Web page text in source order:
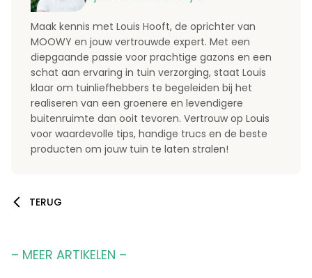
Maak kennis met Louis Hooft, de oprichter van
MOOWY en jouw vertrouwde expert. Met een
diepgaande passie voor prachtige gazons en een
schat aan ervaring in tuin verzorging, staat Louis
klaar om tuinliefhebbers te begeleiden bij het
realiseren van een groenere en levendigere
buitenruimte dan ooit tevoren. Vertrouw op Louis
voor waardevolle tips, handige trucs en de beste
producten om jouw tuin te laten stralen!
TERUG
– MEER ARTIKELEN –